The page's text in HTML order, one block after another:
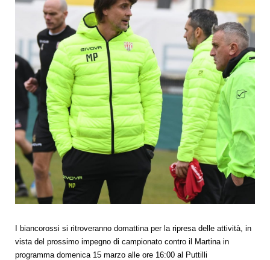
I biancorossi si ritroveranno domattina per la ripresa delle attività, in
vista del prossimo impegno di campionato contro il Martina in
programma domenica 15 marzo alle ore 16:00 al Puttilli